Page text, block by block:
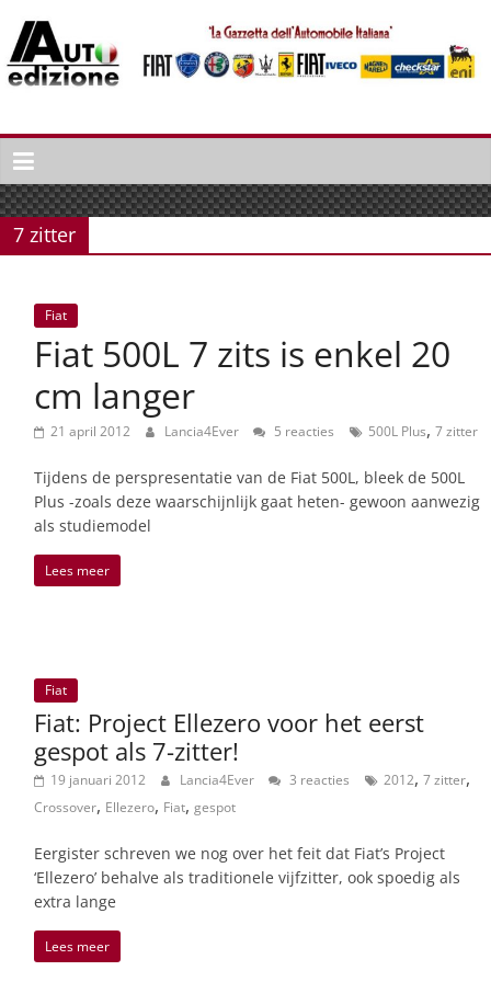
naar
inhoud
Auto
Edizione
La
Gazetta
dell'Automobile
Italiaans
autonieuws
lifestyle
7 zitter
Fiat
Fiat 500L 7 zits is enkel 20
cm langer
21 april 2012 Lancia4Ever 5 reacties 500L Plus, 7 zitter
Tijdens de perspresentatie van de Fiat 500L, bleek de 500L
Plus -zoals deze waarschijnlijk gaat heten- gewoon aanwezig
als studiemodel
Lees meer
Fiat
Fiat: Project Ellezero voor het eerst
gespot als 7-zitter!
19 januari 2012 Lancia4Ever 3 reacties 2012, 7 zitter,
Crossover, Ellezero, Fiat, gespot
Eergister schreven we nog over het feit dat Fiat’s Project
‘Ellezero’ behalve als traditionele vijfzitter, ook spoedig als
extra lange
Lees meer